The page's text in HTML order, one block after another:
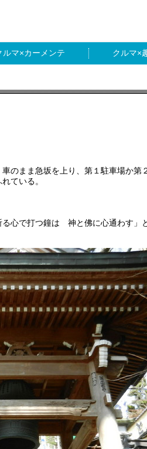
カーメンテ
のまま急坂を上り、第１駐車場か第
ている。
心で打つ鐘は 神と佛に心通わす」